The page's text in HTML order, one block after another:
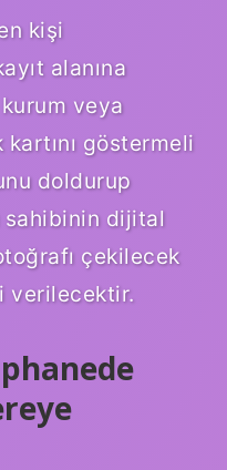
kişi
alanına
veya
göstermeli
doldurup
sahibinin dijital
çekilecek
verilecektir.